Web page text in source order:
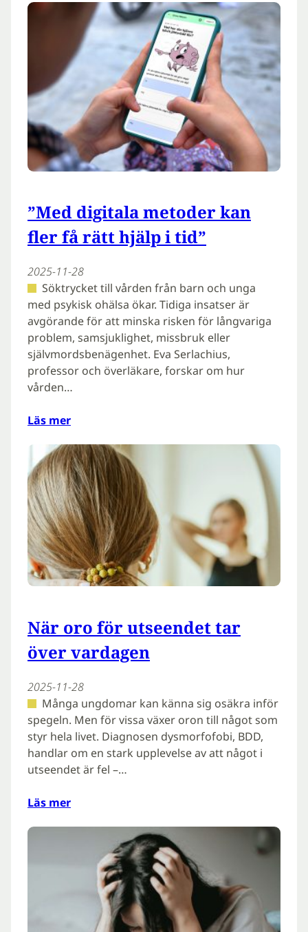
”Med digitala metoder kan
fler få rätt hjälp i tid”
2025-11-28
Söktrycket till vården från barn och unga
med psykisk ohälsa ökar. Tidiga insatser är
avgörande för att minska risken för långvariga
problem, samsjuklighet, missbruk eller
självmordsbenägenhet. Eva Serlachius,
professor och överläkare, forskar om hur
vården…
Läs mer
När oro för utseendet tar
över vardagen
2025-11-28
Många ungdomar kan känna sig osäkra inför
spegeln. Men för vissa växer oron till något som
styr hela livet. Diagnosen dysmorfofobi, BDD,
handlar om en stark upplevelse av att något i
utseendet är fel –…
Läs mer